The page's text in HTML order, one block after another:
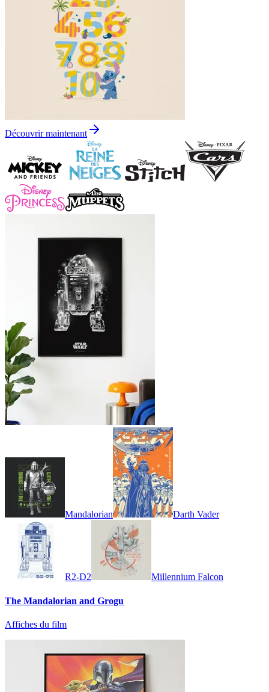
Découvrir maintenant
Mandalorian Darth Vader
R2-D2 Millennium Falcon
The Mandalorian and Grogu
Affiches du film